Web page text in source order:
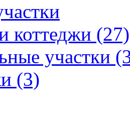
коттеджи (27)
участки
(3)